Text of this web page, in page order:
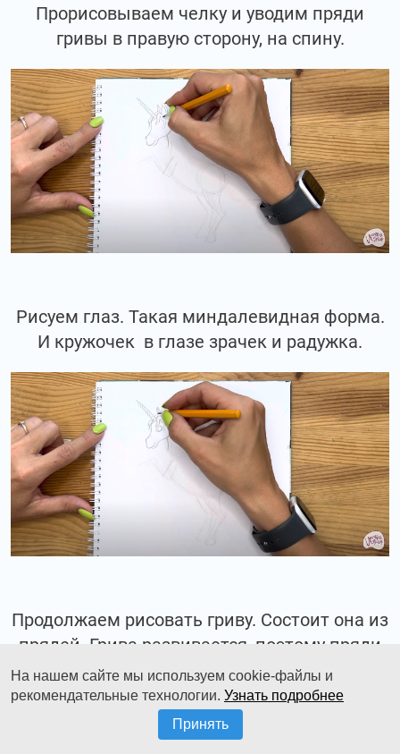
Прорисовываем челку и уводим пряди
гривы в правую сторону, на спину.
Рисуем глаз. Такая миндалевидная форма.
И кружочек в глазе зрачек и радужка.
Продолжаем рисовать гриву. Состоит она из
прядей. Грива развивается, поэтому пряди
торчат в разные стороны.
На нашем сайте мы используем cookie-файлы и
рекомендательные технологии. Узнать подробнее
Принять